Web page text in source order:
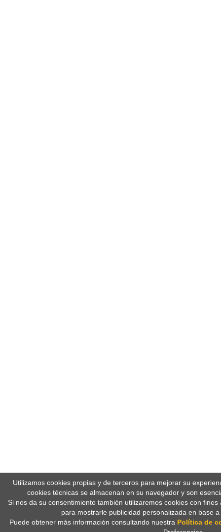
Utilizamos cookies propias y de terceros para mejorar su
cookies técnicas se almacenan en su navegador y son
Si nos da su consentimiento también utilizaremos cookies con
para mostrarle publicidad personalizada en base
Puede obtener más información consultando nuestra Política de